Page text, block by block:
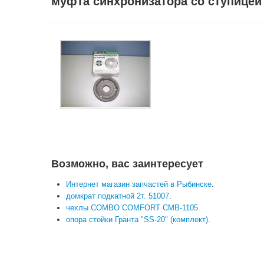
Возможно, вас заинтересует
Интернет магазин запчастей в Рыбинске.
домкрат подкатной 2т. 51007.
чехлы COMBO COMFORT CMB-1105.
опора стойки Гранта "SS-20" (комплект).